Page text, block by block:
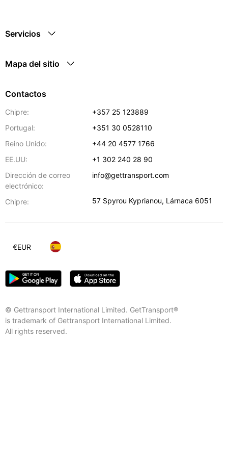
Servicios
Mapa del sitio
Contactos
Chipre:
+357 25 123889
Portugal:
+351 30 0528110
Reino Unido:
+44 20 4577 1766
EE.UU:
+1 302 240 28 90
Dirección de correo
electrónico:
info@gettransport.com
Chipre: 57 Spyrou Kyprianou, Lárnaca 6051
© Gettransport International Limited. GetTransport®
is trademark of Gettransport International Limited.
All rights reserved.
€EUR